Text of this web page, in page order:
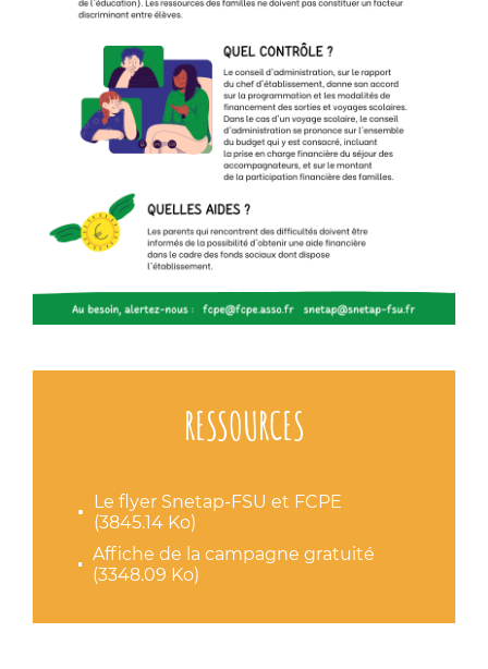
RESSOURCES
Le flyer Snetap-FSU et FCPE
(3845.14 Ko)
Affiche de la campagne gratuité
(3348.09 Ko)